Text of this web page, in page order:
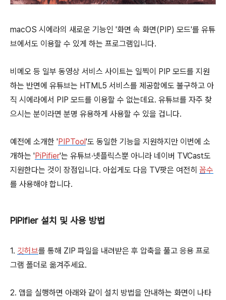
macOS 시에라의 새로운 기능인 '화면 속 화면(PIP) 모드'를 유튜
브에서도 이용할 수 있게 하는 프로그램입니다.
비메오 등 일부 동영상 서비스 사이트는 일찍이 PIP 모드를 지원
하는 반면에 유튜브는 HTML5 서비스를 제공함에도 불구하고 아
직 시에라에서 PIP 모드를 이용할 수 없는데요. 유튜브를 자주 찾
으시는 분이라면 분명 유용하게 사용할 수 있을 겁니다.
예전에 소개한 'PIPTool'도 동일한 기능을 지원하지만 이번에 소
개하는 'PiPifier'는 유튜브∙넷플릭스뿐 아니라 네이버 TVCast도
지원한다는 것이 장점입니다. 아쉽게도 다음 TV팟은 여전히 꼼수
를 사용해야 합니다.
PiPifier 설치 및 사용 방법
1. 깃허브를 통해 ZIP 파일을 내려받은 후 압축을 풀고 응용 프로
그램 폴더로 옮겨주세요.
2. 앱을 실행하면 아래와 같이 설치 방법을 안내하는 화면이 나타